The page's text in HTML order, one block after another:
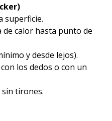
superficie.
de calor hasta punto de
y desde lejos).
los dedos o con un
tirones.